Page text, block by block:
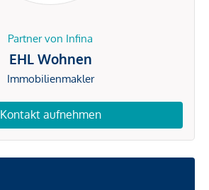
Partner von Infina
EHL Wohnen
Immobilienmakler
Kontakt aufnehmen